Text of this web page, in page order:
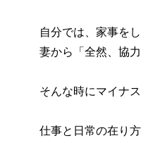
自分では、家事を
妻から「全然、協
そんな時にマイナ
仕事と日常の在り